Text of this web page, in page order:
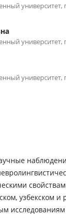
университет,
университет,
университет,
узбекском и
исследованиям